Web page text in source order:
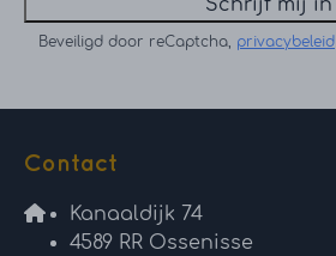
Schrijf mij in
Beveiligd door reCaptcha, privacybeleid
Contact
Kanaaldijk 74
4589 RR Ossenisse